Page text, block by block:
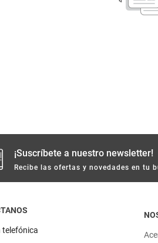
¡Suscríbete a nuestro newsletter!
Recibe las ofertas y novedades en tu
telefónica